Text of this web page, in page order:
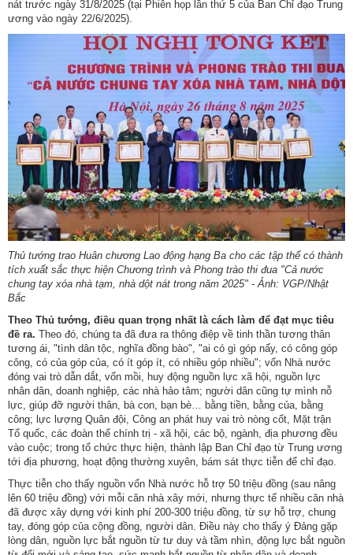
nát trước ngày 31/8/2025 (tại Phiên họp lần thứ 5 của Ban Chỉ đạo Trung
ương vào ngày 22/6/2025).
Thủ tướng trao Huân chương Lao động hạng Ba cho các tập thể có thành
tích xuất sắc thực hiện Chương trình và Phong trào thi đua "Cả nước
chung tay xóa nhà tạm, nhà dột nát trong năm 2025" - Ảnh: VGP/Nhật
Bắc
Theo Thủ tướng, điều quan trọng nhất là cách làm để đạt mục tiêu
đề ra. Theo đó, chúng ta đã đưa ra thông điệp về tinh thần tương thân
tương ái, "tình dân tộc, nghĩa đồng bào", "ai có gì góp nấy, có công góp
công, có của góp của, có ít góp ít, có nhiều góp nhiều"; vốn Nhà nước
đóng vai trò dẫn dắt, vốn mồi, huy động nguồn lực xã hội, nguồn lực
nhân dân, doanh nghiệp, các nhà hảo tâm; người dân cũng tự mình nỗ
lực, giúp đỡ người thân, bà con, bạn bè… bằng tiền, bằng của, bằng
công; lực lượng Quân đội, Công an phát huy vai trò nòng cốt, Mặt trận
Tổ quốc, các đoàn thể chính trị - xã hội, các bộ, ngành, địa phương đều
vào cuộc; trong tổ chức thực hiện, thành lập Ban Chỉ đạo từ Trung ương
tới địa phương, hoạt động thường xuyên, bám sát thực tiễn để chỉ đạo.
Thực tiễn cho thấy nguồn vốn Nhà nước hỗ trợ 50 triệu đồng (sau nâng
lên 60 triệu đồng) với mỗi căn nhà xây mới, nhưng thực tế nhiều căn nhà
đã được xây dựng với kinh phí 200-300 triệu đồng, từ sự hỗ trợ, chung
tay, đóng góp của cộng đồng, người dân. Điều này cho thấy ý Đảng gặp
lòng dân, nguồn lực bắt nguồn từ tư duy và tầm nhìn, động lực bắt nguồn